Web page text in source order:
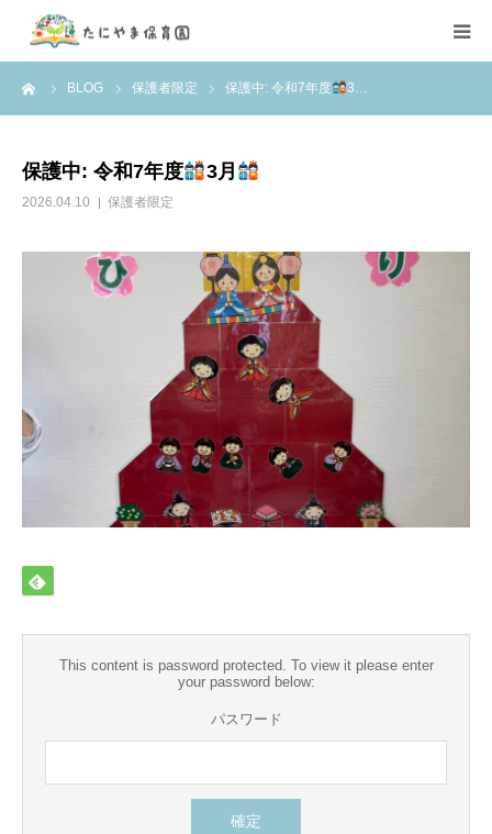
BLOG 保護者限定 保護中: 令和7年度 3…
保護中: 令和7年度 3月
2026.04.10 保護者限定
This content is password protected. To view it please enter
your password below:
パスワード
ごあいさつ
病児保育
お問合せ
保護者様限定